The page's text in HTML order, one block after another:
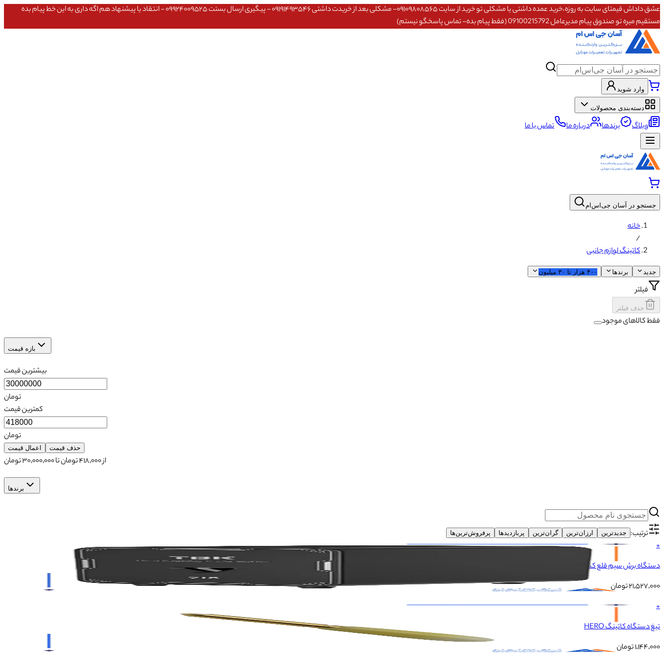
عشق داداش قیمتای سایت به روزه،خرید عمده داشتی یا مشکلی تو خرید از سایت ۰۹۱۰۹۸۰۸۵۶۵- مشکلی بعد از خریدت داشتی ۰۹۱۹۱۴۹۳۵۴۶ - پیگیری ارسال بستت ۰۹۹۲۴۰۰۹۵۲۵ - انتقاد یا پیشنهاد هم اگه داری به این خط پیام بده
مستقیم میره تو صندوق پیام مدیرعامل 09100215792 (فقط پیام بده- تماس پاسخگو نیستم)
وارد شوید
دسته‌بندی محصولات
وبلاگ برندها درباره ما تماس با ما
جستجو در آسان جی‌اس‌ام
خانه
/
کاتینگ لوازم جانبی
جدید برندها ۴۰۰ هزار تا ۳۰ میلیون
فیلتر
حذف فیلتر
فقط کالاهای موجود
بازه قیمت
بیشترین قیمت
تومان
کمترین قیمت
تومان
اعمال قیمت حذف قیمت
از۴۱۸٬۰۰۰تومان تا۳۰٬۰۰۰٬۰۰۰تومان
برندها
ترتیب: جدیدترین ارزان‌ترین گران‌ترین پربازدیدها پرفروش‌ترین‌ها
+
دستگاه برش سیم قلع کش TBK 918
۲۱٬۵۲۷٬۰۰۰تومان
+
تیغ دستگاه کاتینگ HERO
۱٬۱۴۴٬۰۰۰تومان